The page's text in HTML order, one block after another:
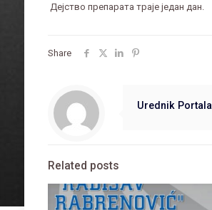
Дејство препарата траје један дан.
Share
Urednik Portala
Related posts